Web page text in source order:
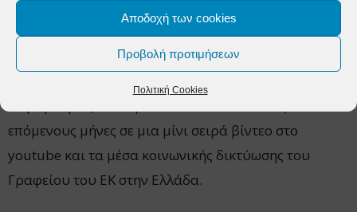
Αποδοχή των cookies
Προβολή προτιμήσεων
Πολιτική Cookies
Κοινοβουλίου στην Ελλάδα συγκέντρωσε μαρτυρίες
Ελλήνων ευρωβουλευτών για το πόσο και πώς άλλαξε
η ζωή μας αυτά τα χρόνια.
επόμενους μήνες σε μια μίνι σειρά βίντεο στο
youtube και τα μέσα κοινωνικής δικτύωσης του
Γραφείου του ΕΚ στην Ελλάδα.